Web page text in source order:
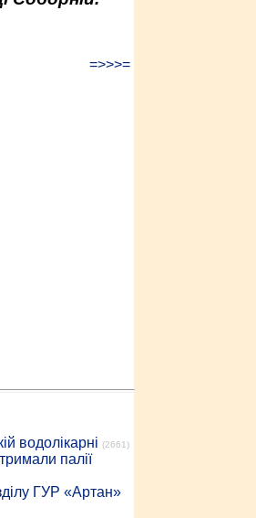
=>>>=
водолікарні (2661)
палії
ГУР «Артан»